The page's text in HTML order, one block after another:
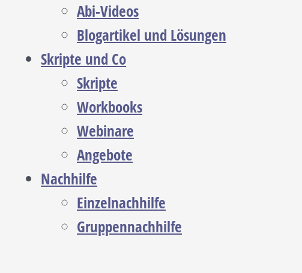
Abi-Videos
Blogartikel und Lösungen
Skripte und Co
Skripte
Workbooks
Webinare
Angebote
Nachhilfe
Einzelnachhilfe
Gruppennachhilfe